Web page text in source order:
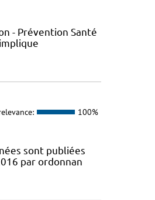
- Prévention Santé
100%
sont publiées
par ordonnan